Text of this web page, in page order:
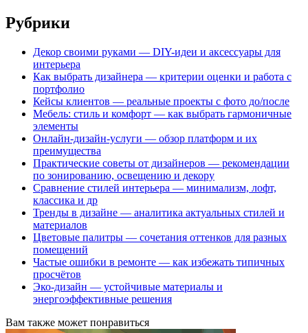
Рубрики
Декор своими руками — DIY-идеи и аксессуары для
интерьера
Как выбрать дизайнера — критерии оценки и работа с
портфолио
Кейсы клиентов — реальные проекты с фото до/после
Мебель: стиль и комфорт — как выбрать гармоничные
элементы
Онлайн-дизайн-услуги — обзор платформ и их
преимущества
Практические советы от дизайнеров — рекомендации
по зонированию, освещению и декору
Сравнение стилей интерьера — минимализм, лофт,
классика и др
Тренды в дизайне — аналитика актуальных стилей и
материалов
Цветовые палитры — сочетания оттенков для разных
помещений
Частые ошибки в ремонте — как избежать типичных
просчётов
Эко-дизайн — устойчивые материалы и
энергоэффективные решения
Вам также может понравиться